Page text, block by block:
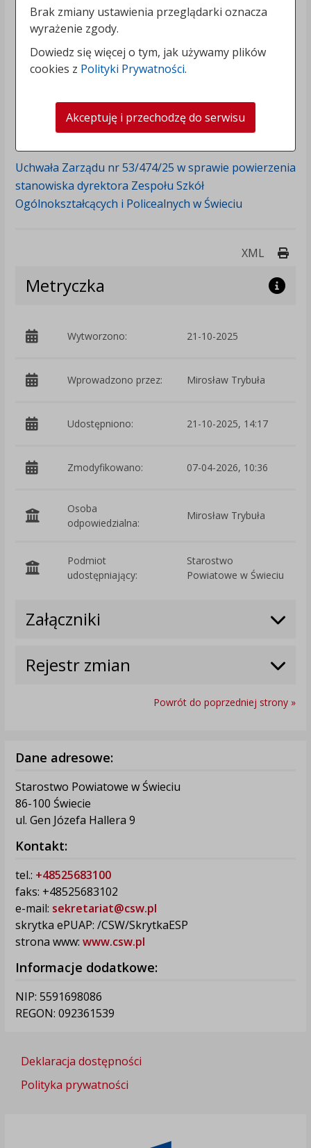
Uchwała Zarządu 48-428-25.pdf (666,99KB)
Załącznik do uchwały Zarządu 48-428-25.pdf
(2,16MB)
zatwierdzenia konkursu na stanowisko dyrektora
Zespołu Szkół Ogólnokształcących i Policealnych
Uchwała Zarządu nr 53/474/25 w sprawie powierzenia
stanowiska dyrektora Zespołu Szkół
Ogólnokształcących i Policealnych w Świeciu
XML
Metryczka
Wytworzono: 21-10-2025
Wprowadzono przez: Mirosław Trybuła
Udostępniono: 21-10-2025, 14:17
Zmodyfikowano: 07-04-2026, 10:36
Osoba
odpowiedzialna:
Mirosław Trybuła
Podmiot
udostępniający:
Starostwo
Powiatowe w Świeciu
Załączniki
Rejestr zmian
Powrót do poprzedniej strony »
Dane adresowe:
Starostwo Powiatowe w Świeciu
86-100 Świecie
ul. Gen Józefa Hallera 9
Kontakt:
tel.: +48525683100
faks: +48525683102
e-mail: sekretariat@csw.pl
skrytka ePUAP: /CSW/SkrytkaESP
strona www: www.csw.pl
Informacje dodatkowe:
NIP: 5591698086
REGON: 092361539
Deklaracja dostępności
Polityka prywatności
Brak zmiany ustawienia przeglądarki oznacza
wyrażenie zgody.
Dowiedz się więcej o tym, jak używamy plików
cookies z Polityki Prywatności.
Akceptuję i przechodzę do serwisu